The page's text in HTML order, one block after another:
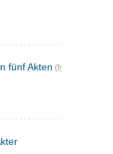
fünf Akten (tysk)